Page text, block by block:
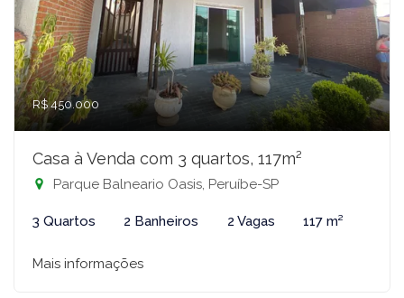
R$ 450.000
Casa à Venda com 3 quartos, 117m²
Parque Balneario Oasis, Peruíbe-SP
3 Quartos 2 Banheiros 2 Vagas 117 m²
Mais informações